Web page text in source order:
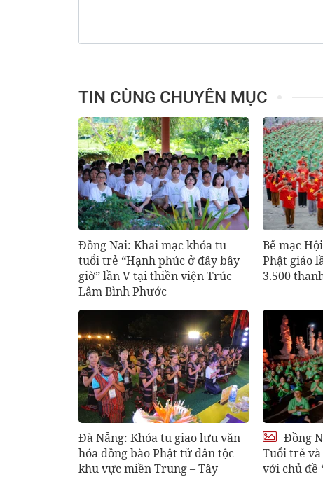
TIN CÙNG CHUYÊN MỤC
Đồng Nai: Khai mạc khóa tu
tuổi trẻ “Hạnh phúc ở đây bây
giờ” lần V tại thiền viện Trúc
Lâm Bình Phước
Bế mạc
Phật giáo
3.500
Đà Nẵng: Khóa tu giao lưu văn
hóa đồng bào Phật tử dân tộc
khu vực miền Trung – Tây
Đồng
Tuổi trẻ
với chủ đề